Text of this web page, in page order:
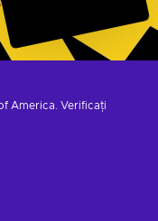
America. Verificați